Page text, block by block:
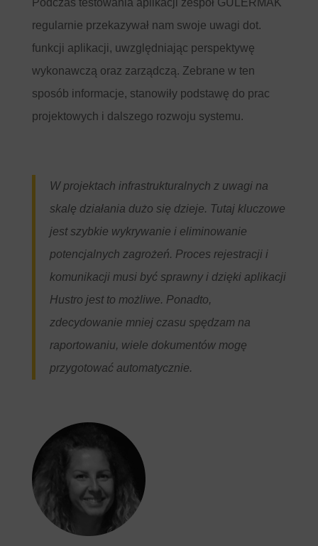
Podczas testowania aplikacji zespół GÜLERMAK
regularnie przekazywał nam swoje uwagi dot.
funkcji aplikacji, uwzględniając perspektywę
wykonawczą oraz zarządczą. Zebrane w ten
sposób informacje, stanowiły podstawę do prac
projektowych i dalszego rozwoju systemu.
W projektach infrastrukturalnych z uwagi na
skalę działania dużo się dzieje. Tutaj kluczowe
jest szybkie wykrywanie i eliminowanie
potencjalnych zagrożeń. Proces rejestracji i
komunikacji musi być sprawny i dzięki aplikacji
Hustro jest to możliwe. Ponadto,
zdecydowanie mniej czasu spędzam na
raportowaniu, wiele dokumentów mogę
przygotować automatycznie.